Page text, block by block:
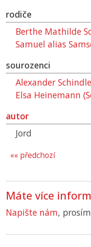
rodiče
Berthe Mathilde
Samuel alias
sourozenci
Alexander
Elsa Heinemann
autor
Jord
«« předchozí
Máte více
Napište nám,